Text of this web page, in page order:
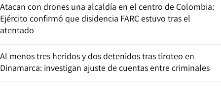
Atacan con drones una alcaldía en el centro de Colombia:
Ejército confirmó que disidencia FARC estuvo tras el
atentado
Al menos tres heridos y dos detenidos tras tiroteo en
Dinamarca: investigan ajuste de cuentas entre criminales